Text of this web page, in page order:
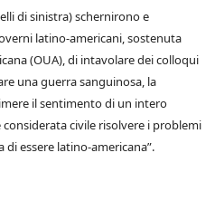
di sinistra) schernirono e
latino-americani, sostenuta
(OUA), di intavolare dei colloqui
una guerra sanguinosa, la
il sentimento di un intero
civile risolvere i problemi
essere latino-americana”.